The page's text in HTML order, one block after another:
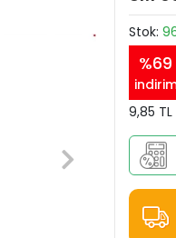
Stok:
%69
9,85